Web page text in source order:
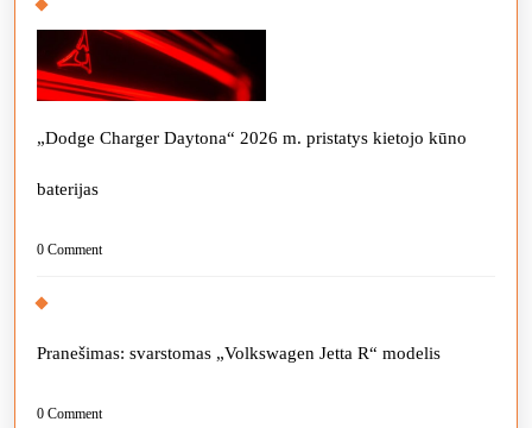
„Dodge Charger Daytona“ 2026 m. pristatys kietojo kūno
baterijas
0 Comment
Pranešimas: svarstomas „Volkswagen Jetta R“ modelis
0 Comment